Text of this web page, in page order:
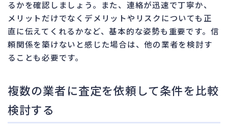
るかを確認しましょう。また、連絡が迅速で丁寧か、
メリットだけでなくデメリットやリスクについても正
直に伝えてくれるかなど、基本的な姿勢も重要です。信
頼関係を築けないと感じた場合は、他の業者を検討す
ることも必要です。
複数の業者に査定を依頼して条件を比較
検討する